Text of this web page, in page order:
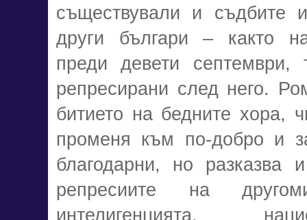
съществували и
други българи – както
преди девети септември,
репресирани след него.
битието на бедните хора,
променя към по-добро и
благодарни, но разказва
репресиите на
интелигенцията,